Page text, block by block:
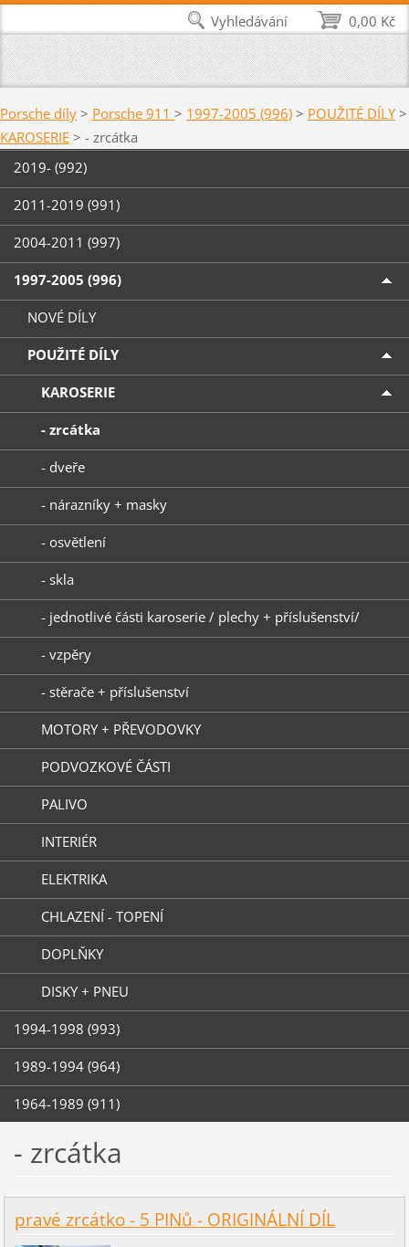
Porsche díly > Porsche 911 > 1997-2005 (996) > POUŽITÉ DÍLY >
KAROSERIE > - zrcátka
2019- (992)
2011-2019 (991)
2004-2011 (997)
1997-2005 (996)
NOVÉ DÍLY
POUŽITÉ DÍLY
KAROSERIE
- zrcátka
- dveře
- nárazníky + masky
- osvětlení
- skla
- jednotlivé části karoserie / plechy + příslušenství/
- vzpěry
- stěrače + příslušenství
MOTORY + PŘEVODOVKY
PODVOZKOVÉ ČÁSTI
PALIVO
INTERIÉR
ELEKTRIKA
CHLAZENÍ - TOPENÍ
DOPLŇKY
DISKY + PNEU
1994-1998 (993)
1989-1994 (964)
1964-1989 (911)
- zrcátka
pravé zrcátko - 5 PINů - ORIGINÁLNÍ DÍL
0,00 Kč
Vyhledávání